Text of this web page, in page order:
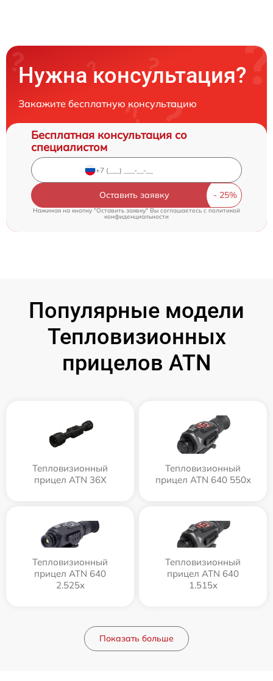
Нужна консультация?
Закажите бесплатную консультацию
Бесплатная консультация со
специалистом
Оставить заявку
Нажимая на кнопку "Оставить заявку" Вы соглашаетесь cполитикой
конфиденциальности
Популярные модели
Тепловизионных
прицелов ATN
Тепловизионный
прицел ATN 36X
Тепловизионный
прицел ATN 640 550x
Тепловизионный
прицел ATN 640
2.525x
Тепловизионный
прицел ATN 640
1.515x
Показать больше